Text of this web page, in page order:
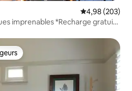
Évaluation
4,98 (203)
imprenables *Recharge gratuite
les plus appréciés